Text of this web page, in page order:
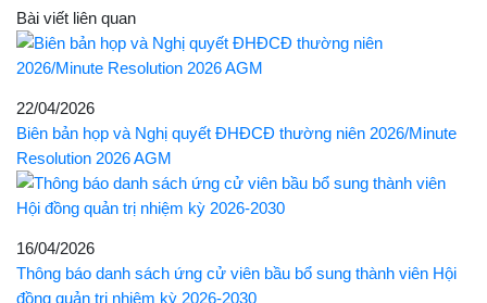
Bài viết liên quan
22/04/2026
Biên bản họp và Nghị quyết ĐHĐCĐ thường niên 2026/Minute
Resolution 2026 AGM
16/04/2026
Thông báo danh sách ứng cử viên bầu bổ sung thành viên Hội
đồng quản trị nhiệm kỳ 2026-2030